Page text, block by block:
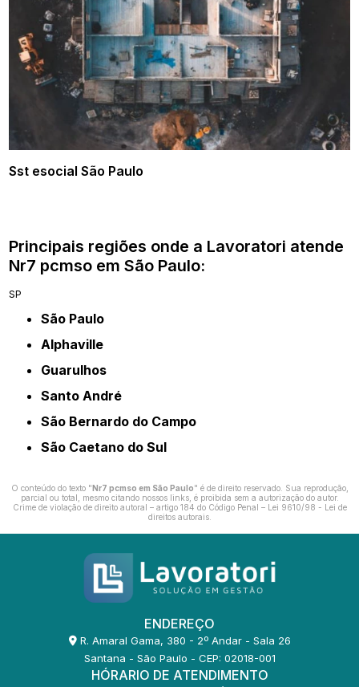
Sst esocial São Paulo
Principais regiões onde a Lavoratori atende
Nr7 pcmso em São Paulo:
SP
São Paulo
Alphaville
Guarulhos
Santo André
São Bernardo do Campo
São Caetano do Sul
O conteúdo do texto " Nr7 pcmso em São Paulo" é de direito reservado. Sua reprodução,
parcial ou total, mesmo citando nossos links, é proibida sem a autorização do autor.
Crime de violação de direito autoral – artigo 184 do Código Penal – Lei 9610/98 - Lei de
direitos autorais.
ENDEREÇO
R. Amaral Gama, 380 - 2º Andar - Sala 26
Santana - São Paulo - CEP: 02018-001
HÓRARIO DE ATENDIMENTO